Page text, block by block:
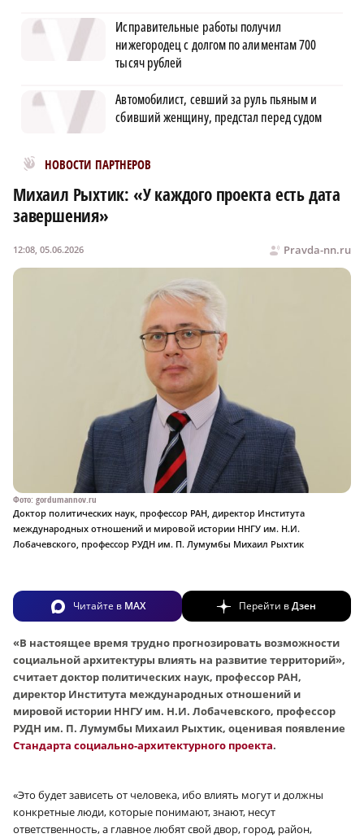
Исправительные работы получил
нижегородец с долгом по алиментам 700
тысяч рублей
Автомобилист, севший за руль пьяным и
сбивший женщину, предстал перед судом
НОВОСТИ ПАРТНЕРОВ
Новости МирТесен
Михаил Рыхтик: «У каждого проекта есть дата
завершения»
Pravda-nn.ru
12:08, 05.06.2026
Фото: gordumannov.ru
Доктор политических наук, профессор РАН, директор Института
международных отношений и мировой истории ННГУ им. Н.И.
Лобачевского, профессор РУДН им. П. Лумумбы Михаил Рыхтик
Читайте в MAX Перейти вДзен
«В настоящее время трудно прогнозировать возможности
социальной архитектуры влиять на развитие территорий»,
считает доктор политических наук, профессор РАН,
директор Института международных отношений и
мировой истории ННГУ им. Н.И. Лобачевского, профессор
РУДН им. П. Лумумбы Михаил Рыхтик, оценивая появление
Стандарта социально-архитектурного проекта.
«Это будет зависеть от человека, ибо влиять могут и должны
конкретные люди, которые понимают, знают, несут
ответственность, а главное любят свой двор, город, район,